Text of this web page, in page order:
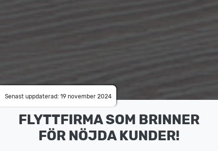
Senast uppdaterad: 19 november 2024
FLYTTFIRMA SOM BRINNER
FÖR NÖJDA KUNDER!